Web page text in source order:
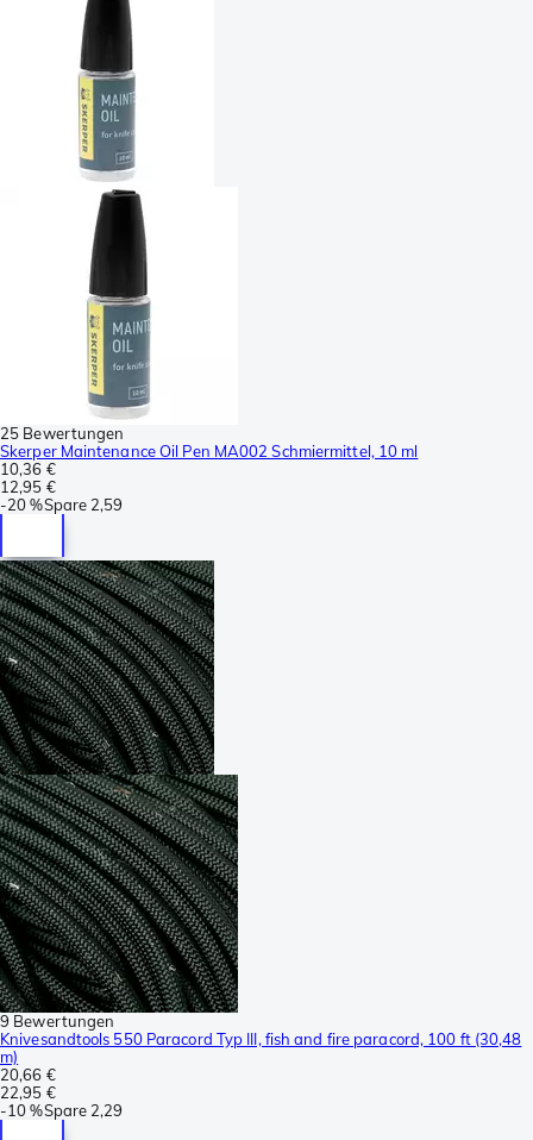
25 Bewertungen
Skerper Maintenance Oil Pen MA002 Schmiermittel, 10 ml
10,36 €
12,95 €
-20 %Spare 2,59
9 Bewertungen
Knivesandtools 550 Paracord Typ III, fish and fire paracord, 100 ft (30,48
m)
20,66 €
22,95 €
-10 %Spare 2,29